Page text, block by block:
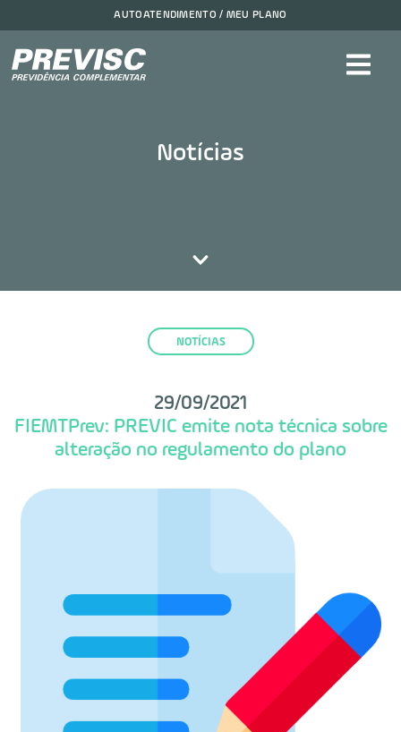
AUTOATENDIMENTO / MEU PLANO
Notícias
NOTÍCIAS
29/09/2021
FIEMTPrev: PREVIC emite nota técnica sobre
alteração no regulamento do plano